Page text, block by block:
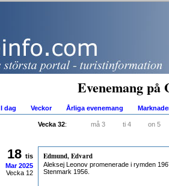
Evenemang på
I dag Veckor Årliga evenemang
Vecka 32: må 3 ti 4 on 5
18 tis
Mar 2025
Vecka 12
Edmund, Edvard
Aleksej Leonov promenerade i rymden
Stenmark 1956.